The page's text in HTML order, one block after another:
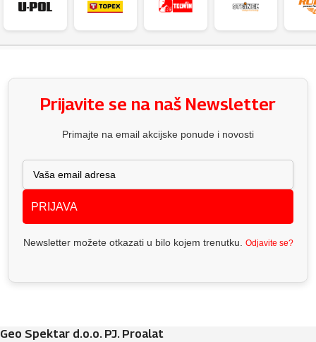
Prijavite se na naš Newsletter
Primajte na email akcijske ponude i novosti
PRIJAVA
Newsletter možete otkazati u bilo kojem trenutku. Odjavite se?
Geo Spektar d.o.o. PJ. Proalat